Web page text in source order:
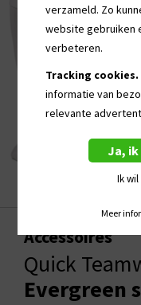
Accessoires
Quick
Evergreen
verzameld. Zo
website gebruiken
verbeteren.
Tracking cookies.
informatie van
relevante
Ja,
Ik wil
Meer